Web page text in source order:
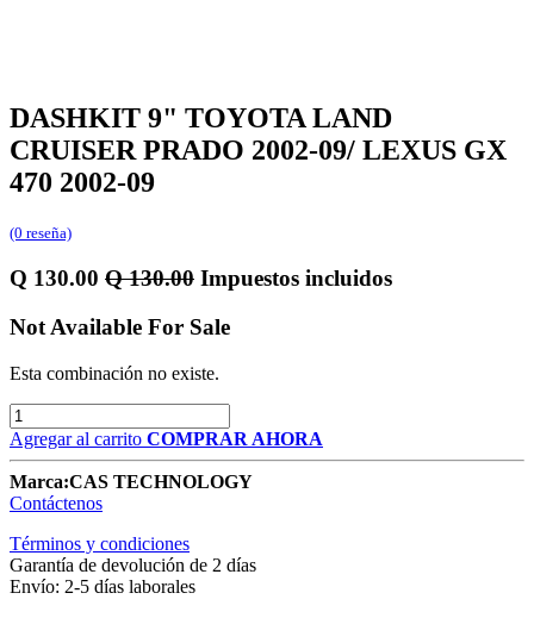
DASHKIT 9" TOYOTA LAND
CRUISER PRADO 2002-09/ LEXUS GX
470 2002-09
(0 reseña)
Q 130.00 Q130.00 Impuestos incluidos
Not Available For Sale
Esta combinación no existe.
Agregar al carrito COMPRAR AHORA
Marca:CAS TECHNOLOGY
Contáctenos
Términos y condiciones
Garantía de devolución de 2 días
Envío: 2-5 días laborales